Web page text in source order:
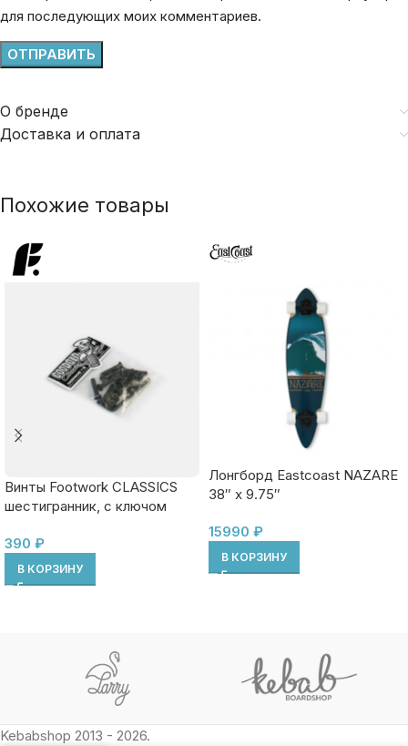
для последующих моих комментариев.
О бренде
Доставка и оплата
Похожие товары
Винты Footwork CLASSICS
шестигранник, с ключом
390 ₽
В КОРЗИНУ
Лонгборд Eastcoast NAZARE
38″ x 9.75″
15990 ₽
В КОРЗИНУ
Kebabshop 2013 - 2026.